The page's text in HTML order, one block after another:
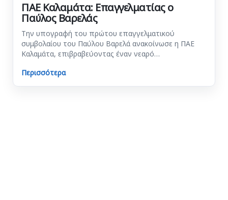
ΠΑΕ Καλαμάτα: Επαγγελματίας ο
Παύλος Βαρελάς
Την υπογραφή του πρώτου επαγγελματικού
συμβολαίου του Παύλου Βαρελά ανακοίνωσε η ΠΑΕ
Καλαμάτα, επιβραβεύοντας έναν νεαρό…
Περισσότερα